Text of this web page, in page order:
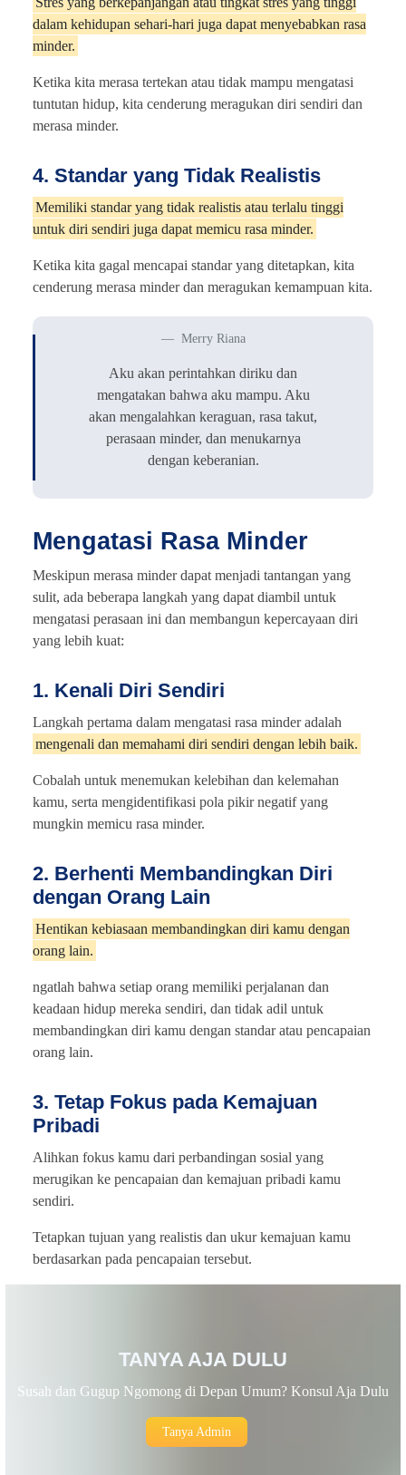
dalam kehidupan sehari-hari juga dapat menyebabkan rasa
minder.
Ketika kita merasa tertekan atau tidak mampu mengatasi
tuntutan hidup, kita cenderung meragukan diri sendiri dan
merasa minder.
4. Standar yang Tidak Realistis
Memiliki standar yang tidak realistis atau terlalu tinggi
untuk diri sendiri juga dapat memicu rasa minder.
Ketika kita gagal mencapai standar yang ditetapkan, kita
cenderung merasa minder dan meragukan kemampuan kita.
Merry Riana
Aku akan perintahkan diriku dan
mengatakan bahwa aku mampu. Aku
akan mengalahkan keraguan, rasa takut,
perasaan minder, dan menukarnya
dengan keberanian.
Mengatasi Rasa Minder
Meskipun merasa minder dapat menjadi tantangan yang
sulit, ada beberapa langkah yang dapat diambil untuk
mengatasi perasaan ini dan membangun kepercayaan diri
yang lebih kuat:
1. Kenali Diri Sendiri
Langkah pertama dalam mengatasi rasa minder adalah
mengenali dan memahami diri sendiri dengan lebih baik.
Cobalah untuk menemukan kelebihan dan kelemahan
kamu, serta mengidentifikasi pola pikir negatif yang
mungkin memicu rasa minder.
2. Berhenti Membandingkan Diri
dengan Orang Lain
Hentikan kebiasaan membandingkan diri kamu dengan
orang lain.
ngatlah bahwa setiap orang memiliki perjalanan dan
keadaan hidup mereka sendiri, dan tidak adil untuk
membandingkan diri kamu dengan standar atau pencapaian
orang lain.
3. Tetap Fokus pada Kemajuan
Pribadi
Alihkan fokus kamu dari perbandingan sosial yang
merugikan ke pencapaian dan kemajuan pribadi kamu
sendiri.
Tetapkan tujuan yang realistis dan ukur kemajuan kamu
berdasarkan pada pencapaian tersebut.
TANYA AJA DULU
Susah dan Gugup Ngomong di Depan Umum? Konsul Aja Dulu
Tanya Admin